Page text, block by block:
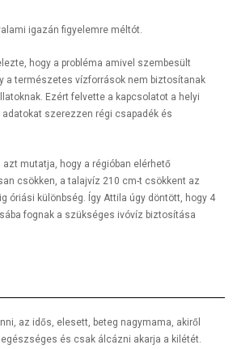
igazán figyelemre méltót.
hogy a probléma amivel szembesült
a természetes vízforrások nem biztosítanak
Ezért felvette a kapcsolatot a helyi
szerezzen régi csapadék és
mutatja, hogy a régióban elérhető
csökken, a talajvíz 210 cm-t csökkent az
óriási különbség. Így Attila úgy döntött, hogy 4
fognak a szükséges ivóvíz biztosítása
az idős, elesett, beteg nagymama, akiről
és csak álcázni akarja a kilétét.